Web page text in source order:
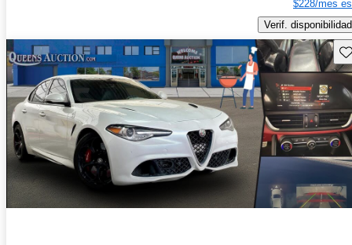
$228/mes
Verif. disponibilidad